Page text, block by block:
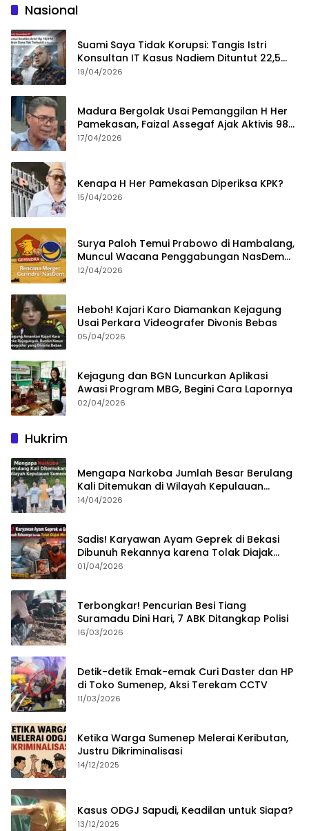
Nasional
Suami Saya Tidak Korupsi: Tangis Istri
Konsultan IT Kasus Nadiem Dituntut 22,5
Tahun
19/04/2026
Madura Bergolak Usai Pemanggilan H Her
Pamekasan, Faizal Assegaf Ajak Aktivis 98
Bongkar Permainan KPK
17/04/2026
Kenapa H Her Pamekasan Diperiksa KPK?
15/04/2026
Surya Paloh Temui Prabowo di Hambalang,
Muncul Wacana Penggabungan NasDem
dan Gerindra
12/04/2026
Heboh! Kajari Karo Diamankan Kejagung
Usai Perkara Videografer Divonis Bebas
05/04/2026
Kejagung dan BGN Luncurkan Aplikasi
Awasi Program MBG, Begini Cara Lapornya
02/04/2026
Hukrim
Mengapa Narkoba Jumlah Besar Berulang
Kali Ditemukan di Wilayah Kepulauan
Sumenep?
14/04/2026
Sadis! Karyawan Ayam Geprek di Bekasi
Dibunuh Rekannya karena Tolak Diajak
Merampok Majikan
01/04/2026
Terbongkar! Pencurian Besi Tiang
Suramadu Dini Hari, 7 ABK Ditangkap Polisi
16/03/2026
Detik-detik Emak-emak Curi Daster dan HP
di Toko Sumenep, Aksi Terekam CCTV
11/03/2026
Ketika Warga Sumenep Melerai Keributan,
Justru Dikriminalisasi
14/12/2025
Kasus ODGJ Sapudi, Keadilan untuk Siapa?
13/12/2025